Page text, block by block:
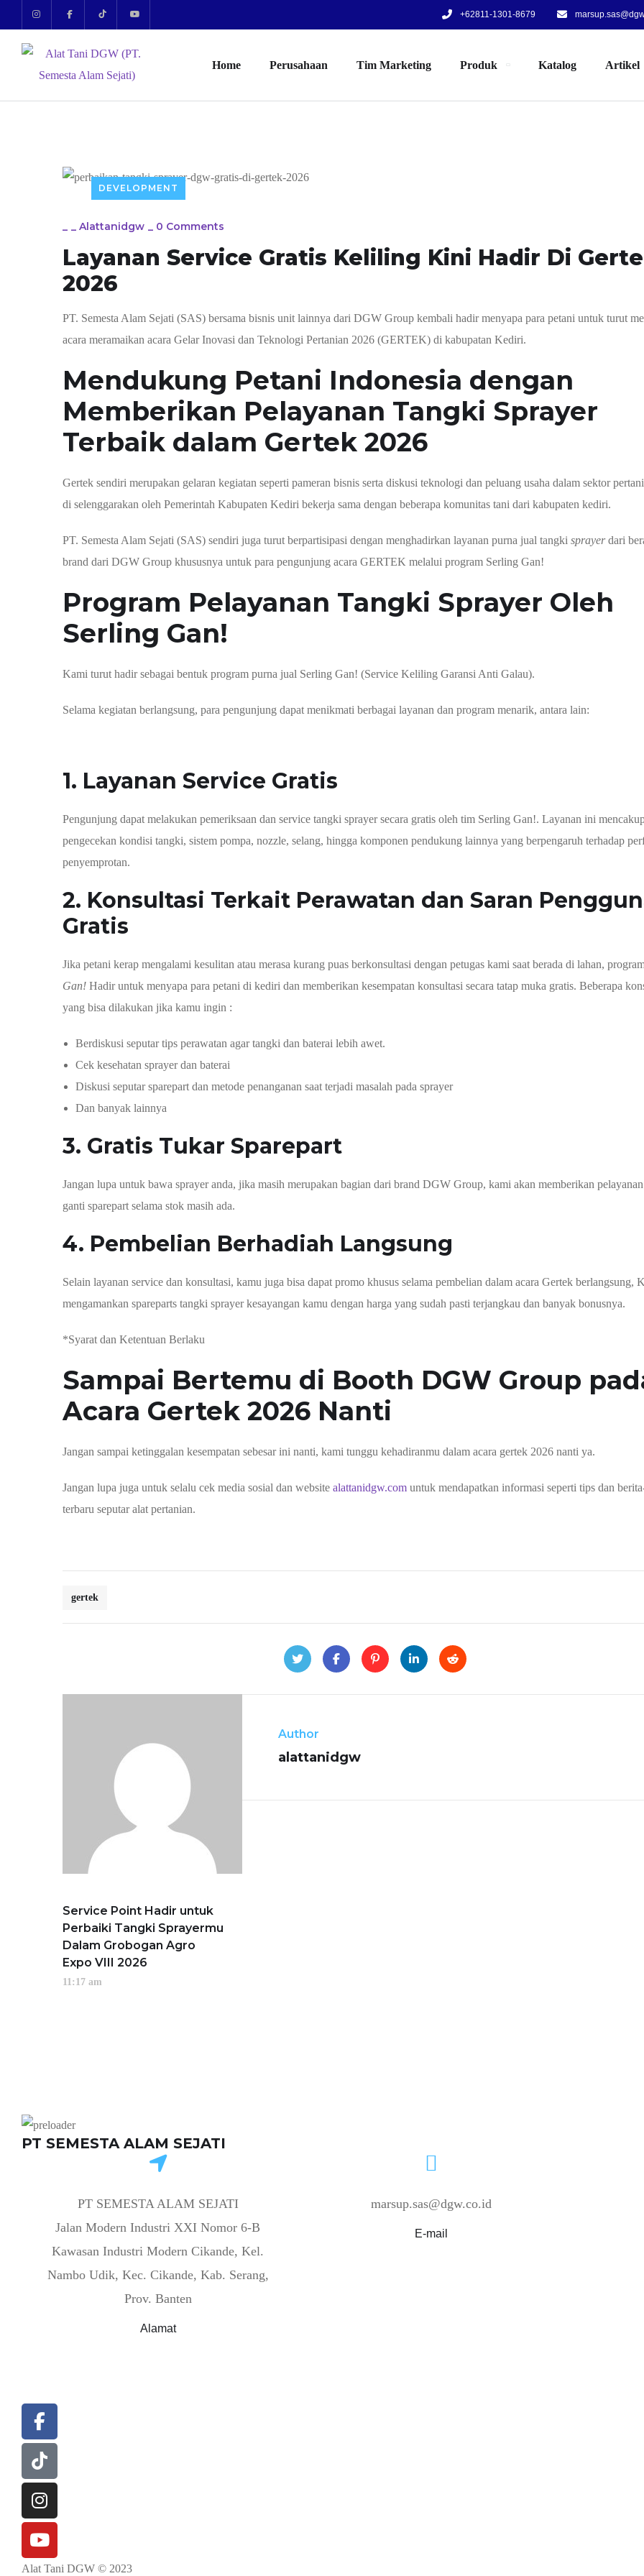
+62811-1301-8679
Home Perusahaan Tim Marketing Produk Katalog Artikel
DEVELOPMENT
_ _ Alattanidgw _ 0 Comments
Layanan Service Gratis Keliling Kini Hadir Di
2026
PT. Semesta Alam Sejati (SAS) bersama bisnis unit lainnya dari DGW Group kembali hadir menyapa para petani untuk turut
acara meramaikan acara Gelar Inovasi dan Teknologi Pertanian 2026 (GERTEK) di kabupatan Kediri.
Mendukung Petani Indonesia dengan
Memberikan Pelayanan Tangki Sprayer
Terbaik dalam Gertek 2026
Gertek sendiri merupakan gelaran kegiatan seperti pameran bisnis serta diskusi teknologi dan peluang usaha dalam sektor
di selenggarakan oleh Pemerintah Kabupaten Kediri bekerja sama dengan beberapa komunitas tani dari kabupaten kediri.
PT. Semesta Alam Sejati (SAS) sendiri juga turut berpartisipasi dengan menghadirkan layanan purna jual tangki sprayerdari
brand dari DGW Group khususnya untuk para pengunjung acara GERTEK melalui program Serling Gan!
Program Pelayanan Tangki Sprayer Oleh
Serling Gan!
Kami turut hadir sebagai bentuk program purna jual Serling Gan! (Service Keliling Garansi Anti Galau).
Selama kegiatan berlangsung, para pengunjung dapat menikmati berbagai layanan dan program menarik, antara lain:
1. Layanan Service Gratis
Pengunjung dapat melakukan pemeriksaan dan service tangki sprayer secara gratis oleh tim Serling Gan!. Layanan ini
pengecekan kondisi tangki, sistem pompa, nozzle, selang, hingga komponen pendukung lainnya yang berpengaruh terhadap
penyemprotan.
2. Konsultasi Terkait Perawatan dan Saran
Gratis
Jika petani kerap mengalami kesulitan atau merasa kurang puas berkonsultasi dengan petugas kami saat berada di lahan,
Gan! Hadir untuk menyapa para petani di kediri dan memberikan kesempatan konsultasi secara tatap muka gratis. Beberapa
yang bisa dilakukan jika kamu ingin :
Berdiskusi seputar tips perawatan agar tangki dan baterai lebih awet.
Cek kesehatan sprayer dan baterai
Diskusi seputar sparepart dan metode penanganan saat terjadi masalah pada sprayer
Dan banyak lainnya
3. Gratis Tukar Sparepart
Jangan lupa untuk bawa sprayer anda, jika masih merupakan bagian dari brand DGW Group, kami akan memberikan
ganti sparepart selama stok masih ada.
4. Pembelian Berhadiah Langsung
Selain layanan service dan konsultasi, kamu juga bisa dapat promo khusus selama pembelian dalam acara Gertek berlangsung,
mengamankan spareparts tangki sprayer kesayangan kamu dengan harga yang sudah pasti terjangkau dan banyak bonusnya.
*Syarat dan Ketentuan Berlaku
Sampai Bertemu di Booth DGW Group
Acara Gertek 2026 Nanti
Jangan sampai ketinggalan kesempatan sebesar ini nanti, kami tunggu kehadiranmu dalam acara gertek 2026 nanti ya.
Jangan lupa juga untuk selalu cek media sosial dan website alattanidgw.com untuk mendapatkan informasi seperti tips dan
terbaru seputar alat pertanian.
gertek
Author
alattanidgw
Service Point Hadir untuk
Perbaiki Tangki Sprayermu
Dalam Grobogan Agro
Expo VIII 2026
11:17 am
PT SEMESTA ALAM SEJATI
PT SEMESTA ALAM SEJATI
Jalan Modern Industri XXI Nomor 6-B
Kawasan Industri Modern Cikande, Kel.
Nambo Udik, Kec. Cikande, Kab. Serang,
Prov. Banten
Alamat
marsup.sas@dgw.co.id
E-mail
Alat Tani DGW © 2023